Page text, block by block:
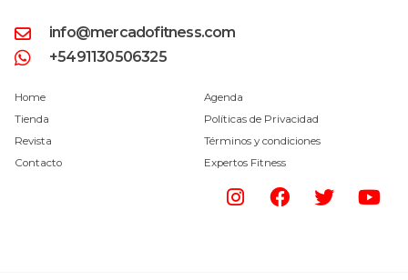
info@mercadofitness.com
+5491130506325
Home
Tienda
Revista
Contacto
Agenda
Políticas de Privacidad
Términos y condiciones
Expertos Fitness